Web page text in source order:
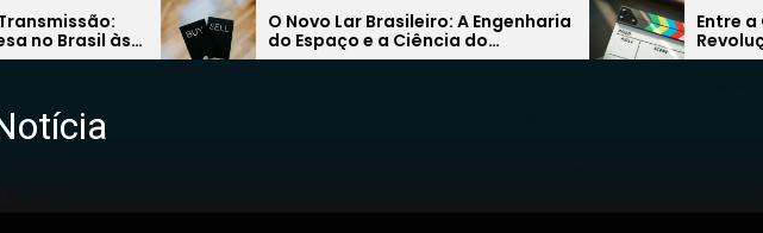
às
O Novo Lar Brasileiro: A Engenharia
do Espaço e a Ciência do
Conforto na Próxima Década
Entre a Química
Revolução
Caminhos do